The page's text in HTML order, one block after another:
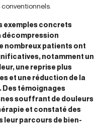
exemples concrets
décompression
nombreux patients ont
notamment un
une reprise plus
et une réduction de la
Des témoignages
souffrant de douleurs
et constaté des
parcours de bien-